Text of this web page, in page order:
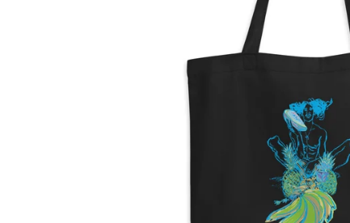
Precio
habitual